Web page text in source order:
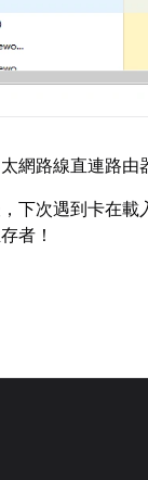
太網路線直連路由
下次遇到卡在
者！